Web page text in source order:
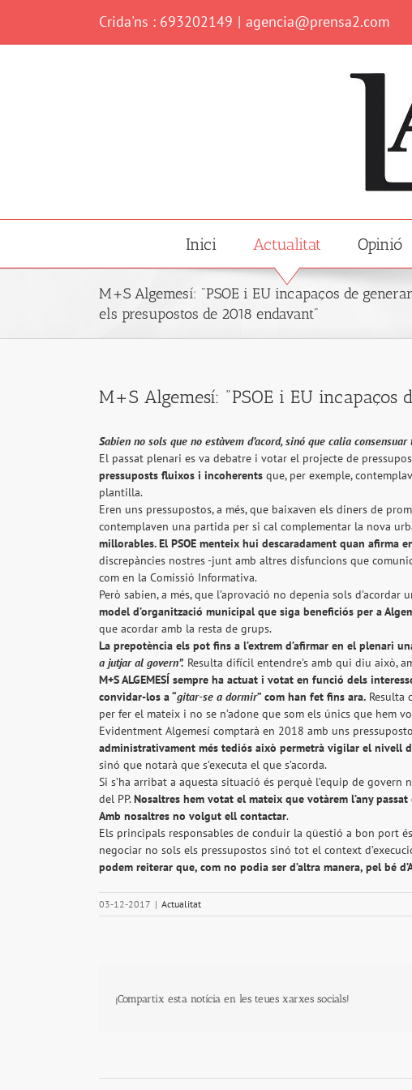
content
Crida'ns : 693202149 | agencia@prensa2.com
Inici Actualitat Opinió
M+S Algemesí: "PSOE i EU incapaços de
els presupostos de 2018 endavant"
M+S Algemesí: "PSOE i EU
Sabien no sols que no estàvem d’acord, sinó que calia
El passat plenari es va debatre i votar el projecte de
pressuposts fluixos i incoherents que, per exemple,
plantilla.
Eren uns pressupostos, a més, que baixaven els diners de
contemplaven una partida per si cal complementar la nova
millorables. El PSOE menteix hui descaradament quan afirma
discrepàncies nostres -junt amb altres disfuncions que
com en la Comissió Informativa.
Però sabien, a més, que l’aprovació no depenia sols d’acordar
model d’organització municipal que siga beneficiós per a
que acordar amb la resta de grups.
La prepotència els pot fins a l’extrem d’afirmar en el plenari
a jutjar al govern”. Resulta difícil entendre’s amb qui diu això,
M+S ALGEMESÍ sempre ha actuat i votat en funció dels
convidar-los a “gitar-se a dormir” com han fet fins ara. Resulta
per fer el mateix i no se n’adone que som els únics que hem
Evidentment Algemesí comptarà en 2018 amb uns
administrativament més tediós això permetrà vigilar el nivell
sinó que notarà que s’executa el que s’acorda.
Si s’ha arribat a aquesta situació és perquè l’equip de
del PP.Nosaltres hem votat el mateix que votàrem l’any
Amb nosaltres no volgut ell contactar.
Els principals responsables de conduir la qüestió a bon port
negociar no sols els pressupostos sinó tot el context
podem reiterar que, com no podia ser d’altra manera, pel bé
03-12-2017 | Actualitat
¡Compartix esta notícia en les teues xarxes socials!